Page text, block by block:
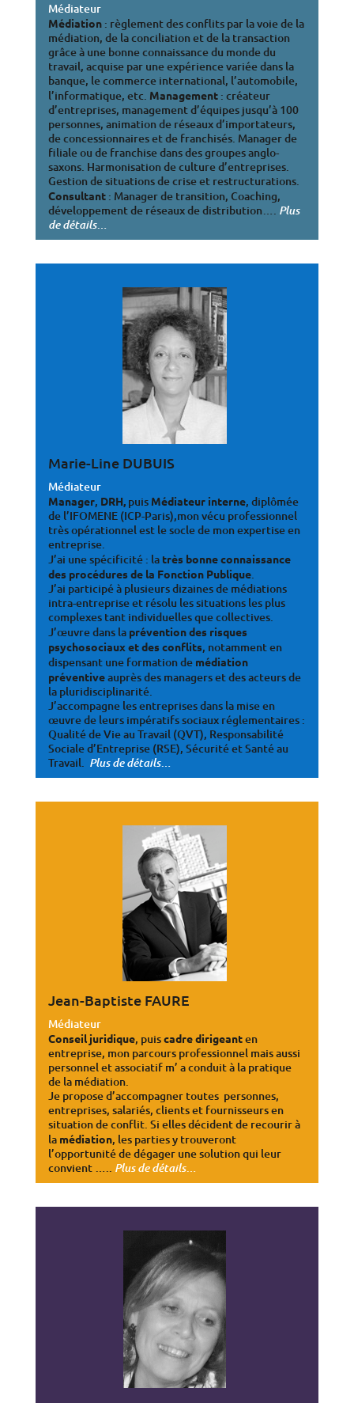
Médiateur
Médiation: règlement des conflits par la voie de la
médiation, de la conciliation et de la transaction
grâce à une bonne connaissance du monde du
travail, acquise par une expérience variée dans la
banque, le commerce international, l’automobile,
l’informatique, etc. Management: créateur
d’entreprises, management d’équipes jusqu’à 100
personnes, animation de réseaux d’importateurs,
de concessionnaires et de franchisés. Manager de
filiale ou de franchise dans des groupes anglo-
saxons. Harmonisation de culture d’entreprises.
Gestion de situations de crise et restructurations.
Consultant: Manager de transition, Coaching,
développement de réseaux de distribution…. Plus
de détails…
Marie-Line DUBUIS
Médiateur
Manager, DRH,puis Médiateur interne, diplômée
de l’IFOMENE (ICP-Paris),mon vécu professionnel
très opérationnel est le socle de mon expertise en
entreprise.
J’ai une spécificité : la très bonne connaissance
des procédures de la Fonction Publique.
J’ai participé à plusieurs dizaines de médiations
intra-entreprise et résolu les situations les plus
complexes tant individuelles que collectives.
J’œuvre dans la prévention des risques
psychosociaux et des conflits, notamment en
dispensant une formation de médiation
préventiveauprès des managers et des acteurs de
la pluridisciplinarité.
J’accompagne les entreprises dans la mise en
œuvre de leurs impératifs sociaux réglementaires :
Qualité de Vie au Travail (QVT), Responsabilité
Sociale d’Entreprise (RSE), Sécurité et Santé au
Travail. Plus de détails…
Jean-Baptiste FAURE
Médiateur
Conseil juridique, puiscadre dirigeanten
entreprise, mon parcours professionnel mais aussi
personnel et associatif m’ a conduit à la pratique
de la médiation.
Je propose d’accompagner toutes personnes,
entreprises, salariés, clients et fournisseurs en
situation de conflit. Si elles décident de recourir à
la médiation, les parties y trouveront
l’opportunité de dégager une solution qui leur
convient ….. Plus de détails…